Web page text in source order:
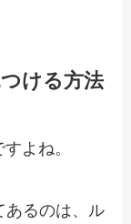
ける方法
よね。
あるのは、ル